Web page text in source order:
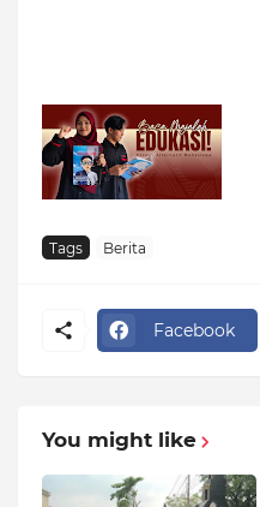
Tags Berita
Facebook
You might like